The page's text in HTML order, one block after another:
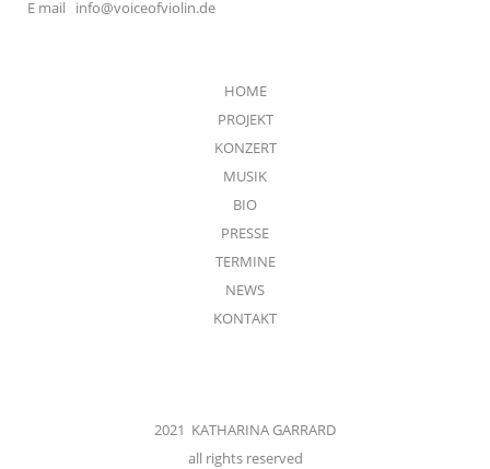
E mail info@voiceofviolin.de
HOME
PROJEKT
KONZERT
MUSIK
BIO
PRESSE
TERMINE
NEWS
KONTAKT
2021 KATHARINA GARRARD
all rights reserved